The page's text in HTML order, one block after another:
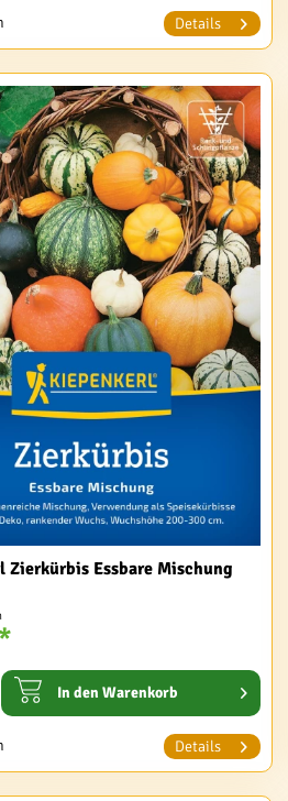
Details
Zierkürbis Essbare Mischung
In den Warenkorb
Details